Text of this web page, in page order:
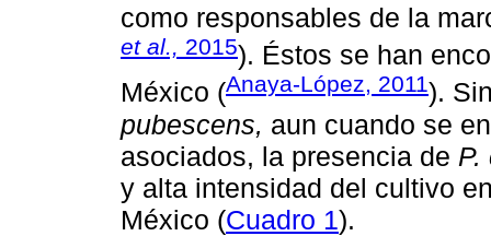
como responsables de la
et al., 2015). Éstos se han
México (Anaya-López, 2011).
pubescens, aun cuando se
asociados, la presencia de P.
y alta intensidad del cultivo
México (Cuadro 1).